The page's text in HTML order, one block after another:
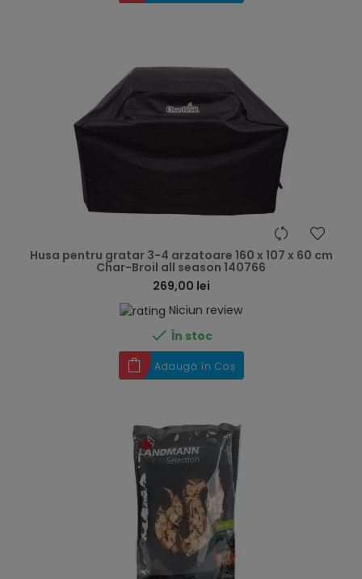
Husa pentru gratar 3-4 arzatoare 160 x 107 x 60 cm
Char-Broil all season 140766
269,00 lei
Niciun review
 În stoc
Adaugă în Coș